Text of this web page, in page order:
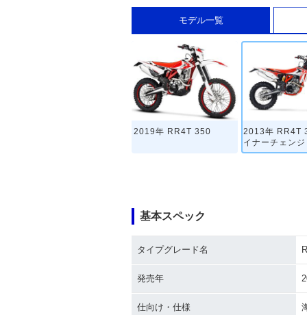
モデル一覧
2019年 RR4T 350
2013年 RR4T
イナーチェンジ
基本スペック
タイプグレード名
発売年
仕向け・仕様